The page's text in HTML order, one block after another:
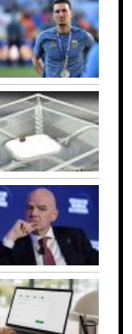
ضعف تبريد
الأسباب
7 نصائح
الأسود